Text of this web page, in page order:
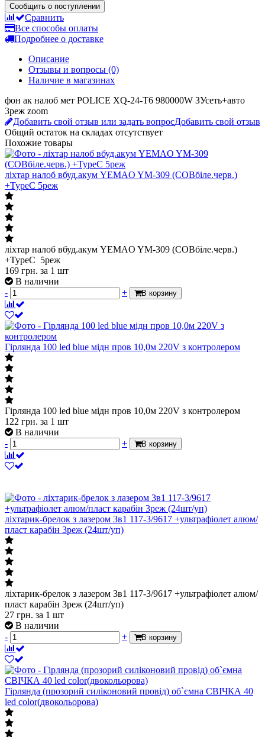
Заказать товар
Сообщить о поступлении
Сравнить
Все способы оплаты
Описание
Отзывы и вопросы(0)
фон ак налоб мет POLICE XQ-24-T6 980000W ЗУсеть+авто
3реж zoom
Добавить свой отзыв или задать вопрос
Общий остаток на складах
Похожие товары
ліхтар налоб вбуд.акум YEMAO YM-309 (COBбіле.черв.)
+TypeC 5реж
ліхтар налоб вбуд.акум YEMAO YM-309 (COBбіле.черв.)
+TypeC 5реж
169 грн.за 1 шт
-
Гірлянда 100 led blue мідн пров 10,0м 220V з контролером
Гірлянда 100 led blue мідн пров 10,0м 220V з контролером
122 грн.за 1 шт
-
ліхтарик-брелок з лазером 3в1 117-3/9617 +ультрафіолет алюм/
пласт карабін 3реж (24шт/уп)
ліхтарик-брелок з лазером 3в1 117-3/9617 +ультрафіолет алюм/
пласт карабін 3реж (24шт/уп)
27грн.за 1 шт
-
Гірлянда (прозорий силіконовий провід) об`ємна СВІЧКА 40
led color(двокольорова)